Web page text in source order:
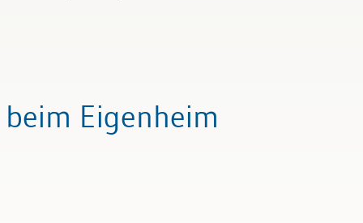
Eigenheim